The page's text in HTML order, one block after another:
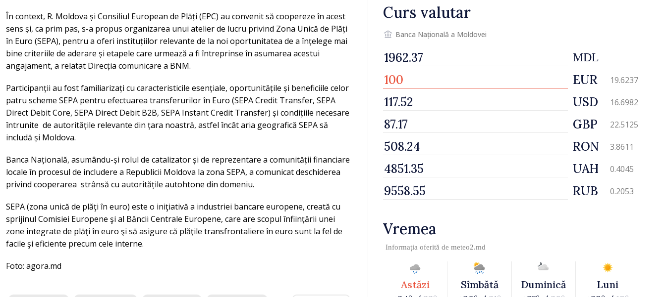
În context, R. Moldova și Consiliul European de Plăți (EPC) au convenit să coopereze în acest
sens și, ca prim pas, s-a propus organizarea unui atelier de lucru privind Zona Unică de Plăți
în Euro (SEPA), pentru a oferi instituțiilor relevante de la noi oportunitatea de a înțelege mai
bine criteriile de aderare și etapele care urmează a fi întreprinse în asumarea acestui
angajament, a relatat Direcția comunicare a BNM.
Participanții au fost familiarizați cu caracteristicile esențiale, oportunitățile și beneficiile celor
patru scheme SEPA pentru efectuarea transferurilor în Euro (SEPA Credit Transfer, SEPA
Direct Debit Core, SEPA Direct Debit B2B, SEPA Instant Credit Transfer) și condițiile necesare
întrunite de autoritățile relevante din țara noastră, astfel încât aria geografică SEPA să
includă și Moldova.
Banca Națională, asumându-și rolul de catalizator și de reprezentare a comunității financiare
locale în procesul de includere a Republicii Moldova la zona SEPA, a comunicat deschiderea
privind cooperarea strânsă cu autoritățile autohtone din domeniu.
SEPA (zona unică de plăţi în euro) este o iniţiativă a industriei bancare europene, creată cu
sprijinul Comisiei Europene şi al Băncii Centrale Europene, care are scopul înființării unei
zone integrate de plăţi în euro şi să asigure că plăţile transfrontaliere în euro sunt la fel de
facile şi eficiente precum cele interne.
Foto: agora.md
Curs valutar
Banca Națională a Moldovei
MDL
EUR 19.6237
USD 16.6982
GBP 22.5125
RON 3.8611
UAH 0.4045
RUB 0.2053
Vremea
Informația oferită de meteo2.md
Astăzi Sîmbătă Duminică Luni